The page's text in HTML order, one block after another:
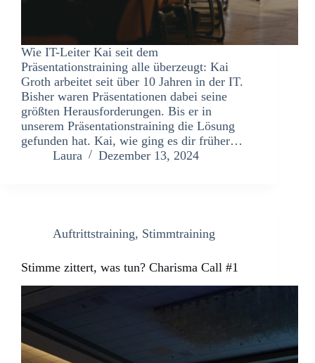
Wie IT-Leiter Kai seit dem
Präsentationstraining alle überzeugt: Kai
Groth arbeitet seit über 10 Jahren in der IT.
Bisher waren Präsentationen dabei seine
größten Herausforderungen. Bis er in
unserem Präsentationstraining die Lösung
gefunden hat. Kai, wie ging es dir früher…
Laura
Dezember 13, 2024
Auftrittstraining, Stimmtraining
Stimme zittert, was tun? Charisma Call #1